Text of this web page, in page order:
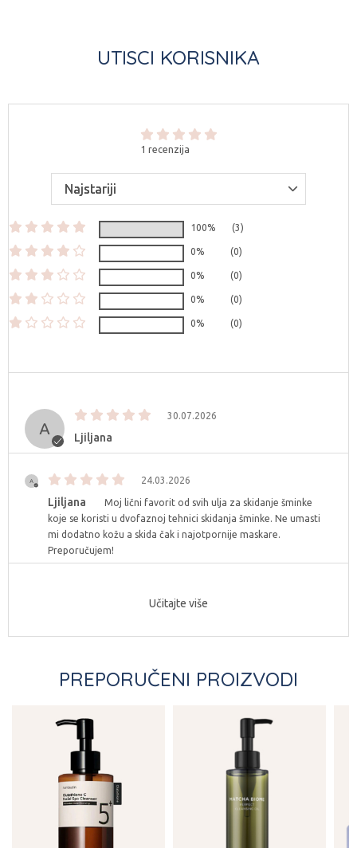
UTISCI KORISNIKA
1 recenzija
100% (3)
0% (0)
0% (0)
0% (0)
0% (0)
30.07.2026
Ljiljana
24.03.2026
Ljiljana
Moj lični favorit od svih ulja za skidanje šminke
koje se koristi u dvofaznoj tehnici skidanja šminke. Ne umasti
mi dodatno kožu a skida čak i najotpornije maskare.
Preporučujem!
Učitajte više
PREPORUČENI PROIZVODI